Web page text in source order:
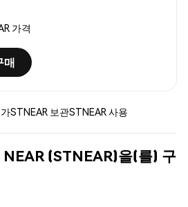
가격
매
STNEAR 보관STNEAR 사용
(STNEAR)을(를) 구